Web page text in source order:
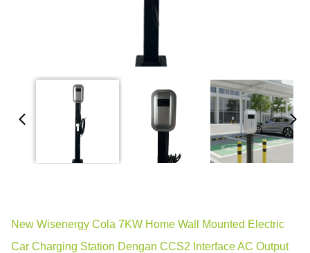
New Wisenergy Cola 7KW Home Wall Mounted Electric
Car Charging Station Dengan CCS2 Interface AC Output